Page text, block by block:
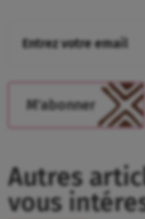
Autres
vous